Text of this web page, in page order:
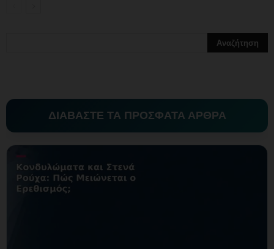
ΔΙΑΒΑΣΤΕ ΤΑ ΠΡΟΣΦΑΤΑ ΑΡΘΡΑ